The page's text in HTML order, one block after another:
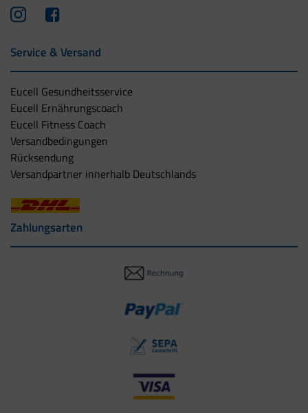
Service & Versand
Eucell Gesundheitsservice
Eucell Ernährungscoach
Eucell Fitness Coach
Versandbedingungen
Rücksendung
Versandpartner innerhalb Deutschlands
Zahlungsarten